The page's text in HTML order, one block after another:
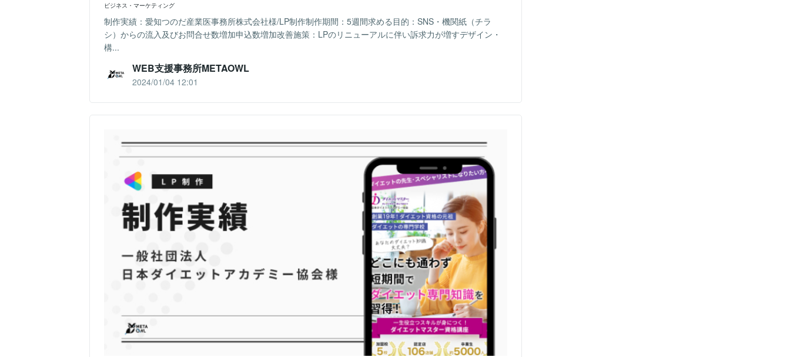
ビジネス・マーケティング
制作実績：愛知つのだ産業医事務所株式会社様/LP制作制作期間：5週間求める目的：SNS・機関紙（チラ
シ）からの流入及びお問合せ数増加申込数増加改善施策：LPのリニューアルに伴い訴求力が増すデザイン・
構...
WEB支援事務所METAOWL
2024/01/04 12:01